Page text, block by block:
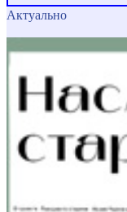
Актуально